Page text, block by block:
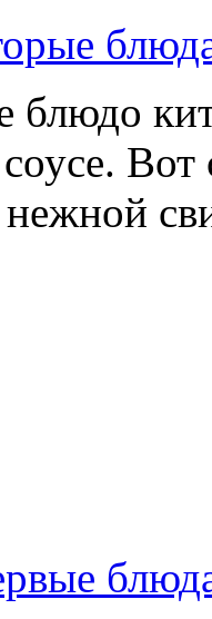
блюдо
нежной